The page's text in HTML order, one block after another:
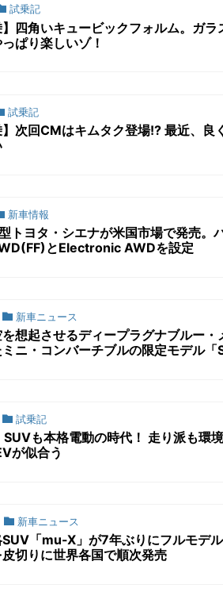
試乗記
】四角いキュービックフォルム。ガ
ぱり楽しいゾ！
試乗記
】次回CMはキムタク登場!? 最近、良
新車情報
トヨタ・シエナが米国市場で発売。
とElectronic AWDを設定
新車ニュース
想起させるディープラグナブルー・
ミニ・コンバーチブルの限定モデル
試乗記
SUVも本格電動の時代！ 走り派も環
が似合う
新車ニュース
「mu-X」が7年ぶりにフルモデ
切りに世界各国で順次発売